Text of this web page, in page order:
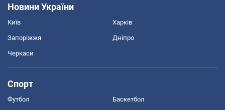
Новини України
Київ Харків
Запоріжжя Дніпро
Черкаси
Спорт
Футбол Баскетбол